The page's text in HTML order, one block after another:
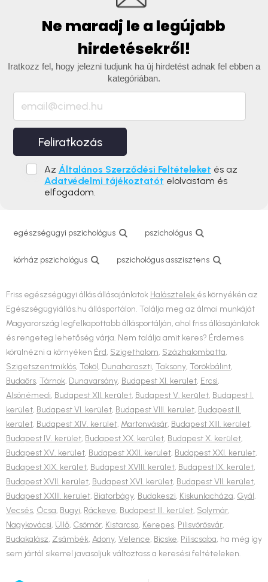
Ne maradj le a legújabb
hirdetésekről!
Iratkozz fel, hogy jelezni tudjunk ha új hirdetést adnak fel ebben a
kategóriában.
Feliratkozás
Az Általános Szerződési Feltételeket és az
Adatvédelmi tájékoztatót elolvastam és
elfogadom.
egészségügyi pszichológus pszichológus
kórház pszichológus pszichológus asszisztens
Friss egészségügyi állás állásajánlatok Halásztelek és környékén az
Egészségügyiállás.hu állásportálon. Találja meg az álmai munkáját
Magyarország legfelkapottabb állásportálján, ahol friss állásajánlatok
és rengeteg lehetőség várja. Nem találja amit keres? Érdemes
körülnézni a környéken Érd, Szigethalom, Százhalombatta,
Szigetszentmiklós, Tököl, Dunaharaszti, Taksony, Törökbálint,
Budaörs, Tárnok, Dunavarsány, Budapest XI. kerület, Ercsi,
Alsónémedi, Budapest XII. kerület, Budapest V. kerület, Budapest I.
kerület, Budapest VI. kerület, Budapest VIII. kerület, Budapest II.
kerület, Budapest XIV. kerület, Martonvásár, Budapest XIII. kerület,
Budapest IV. kerület, Budapest XX. kerület, Budapest X. kerület,
Budapest XV. kerület, Budapest XXII. kerület, Budapest XXI. kerület,
Budapest XIX. kerület, Budapest XVIII. kerület, Budapest IX. kerület,
Budapest XVII. kerület, Budapest XVI. kerület, Budapest VII. kerület,
Budapest XXIII. kerület, Biatorbágy, Budakeszi, Kiskunlacháza, Gyál,
Vecsés, Ócsa, Bugyi, Ráckeve, Budapest III. kerület, Solymár,
Nagykovácsi, Üllő, Csömör, Kistarcsa, Kerepes, Pilisvörösvár,
Budakalász, Zsámbék, Adony, Velence, Bicske, Piliscsaba, ha még így
sem jártál sikerrel javasoljuk változtass a keresési feltételeken.